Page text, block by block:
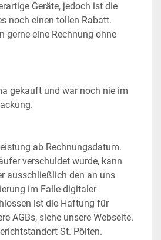
Geräte, jedoch ist die
noch einen tollen Rabatt.
gerne eine Rechnung ohne
gekauft und war noch nie im
ab Rechnungsdatum.
verschuldet wurde, kann
ausschließlich den an uns
im Falle digitaler
ist die Haftung für
AGBs, siehe unsere Webseite.
St. Pölten.